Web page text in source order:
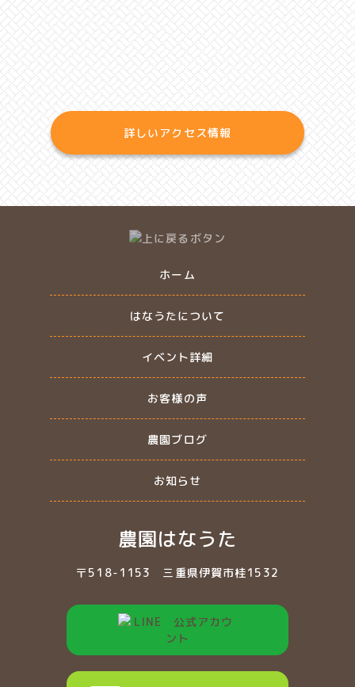
詳しいアクセス情報
ホーム
はなうたについて
イベント詳細
お客様の声
農園ブログ
お知らせ
農園はなうた
〒518-1153 三重県伊賀市桂1532